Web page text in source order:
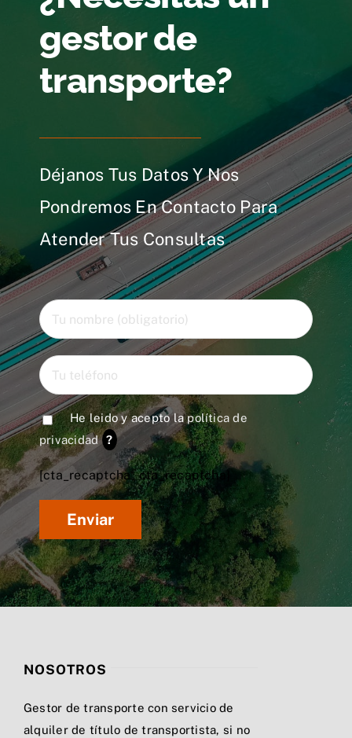
gestor de
transporte?
Déjanos Tus Datos Y Nos
Pondremos En Contacto Para
Atender Tus Consultas
He leido y acepto lapolítica de
privacidad ?
[cta_recaptcha* cta_recaptcha]
NOSOTROS
Gestor de transporte con servicio de
alquiler de título de transportista, si no